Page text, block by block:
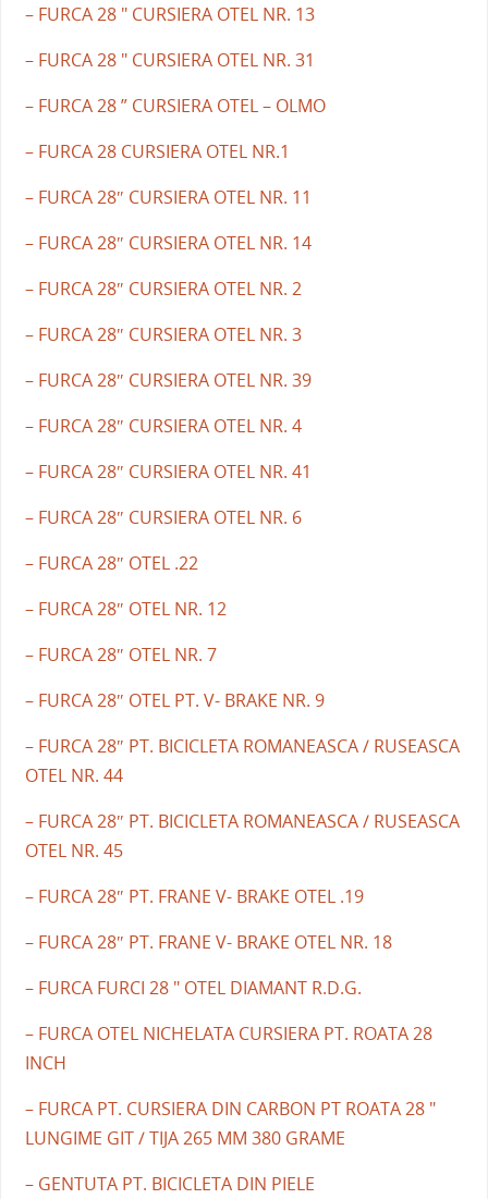
– FURCA 28 " CURSIERA OTEL NR. 13
– FURCA 28 " CURSIERA OTEL NR. 31
– FURCA 28 ” CURSIERA OTEL – OLMO
– FURCA 28 CURSIERA OTEL NR.1
– FURCA 28″ CURSIERA OTEL NR. 11
– FURCA 28″ CURSIERA OTEL NR. 14
– FURCA 28″ CURSIERA OTEL NR. 2
– FURCA 28″ CURSIERA OTEL NR. 3
– FURCA 28″ CURSIERA OTEL NR. 39
– FURCA 28″ CURSIERA OTEL NR. 4
– FURCA 28″ CURSIERA OTEL NR. 41
– FURCA 28″ CURSIERA OTEL NR. 6
– FURCA 28″ OTEL .22
– FURCA 28″ OTEL NR. 12
– FURCA 28″ OTEL NR. 7
– FURCA 28″ OTEL PT. V- BRAKE NR. 9
– FURCA 28″ PT. BICICLETA ROMANEASCA / RUSEASCA
OTEL NR. 44
– FURCA 28″ PT. BICICLETA ROMANEASCA / RUSEASCA
OTEL NR. 45
– FURCA 28″ PT. FRANE V- BRAKE OTEL .19
– FURCA 28″ PT. FRANE V- BRAKE OTEL NR. 18
– FURCA FURCI 28 " OTEL DIAMANT R.D.G.
– FURCA OTEL NICHELATA CURSIERA PT. ROATA 28
INCH
– FURCA PT. CURSIERA DIN CARBON PT ROATA 28 "
LUNGIME GIT / TIJA 265 MM 380 GRAME
– GENTUTA PT. BICICLETA DIN PIELE